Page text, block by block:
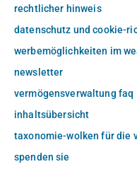
rechtlicher hinweis
datenschutz und cookie-
werbemöglichkeiten im
newsletter
vermögensverwaltung faq
inhaltsübersicht
taxonomie-wolken für die
spenden sie